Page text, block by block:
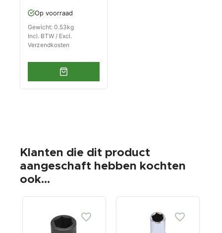
Op voorraad
Gewicht: 0.53kg
Incl. BTW / Excl.
Verzendkosten
Klanten die dit product
aangeschaft hebben kochten
ook...